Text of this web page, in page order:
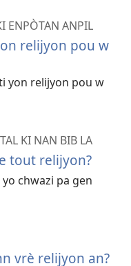
ENPÒTAN ANPIL
relijyon pou w
yon relijyon pou w
KI NAN BIB LA
tout relijyon?
chwazi pa gen
vrè relijyon an?